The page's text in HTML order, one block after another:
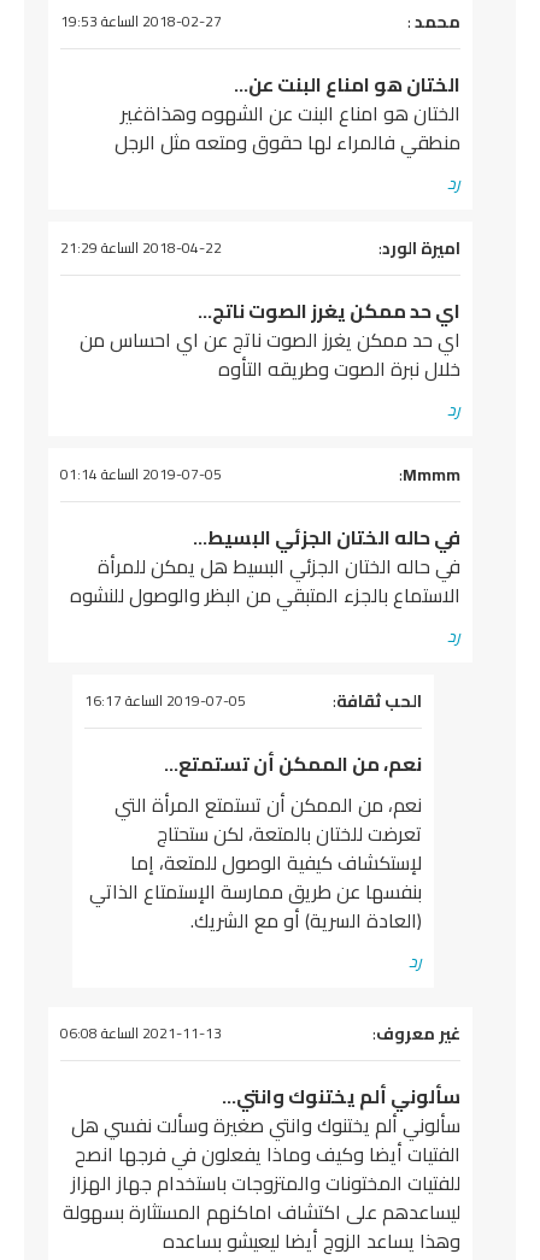
يقول
محمد: 2018-02-27 الساعة 19:53
الختان هو امناع البنت عن…
الختان هو امناع البنت عن الشهوه وهذاةغير
منطقي فالمراء لها حقوق ومتعه مثل الرجل
رد
يقول
اميرة الورد: 2018-04-22 الساعة 21:29
اي حد ممكن يغرز الصوت ناتج…
اي حد ممكن يغرز الصوت ناتج عن اي احساس من
خلال نبرة الصوت وطريقه التأوه
رد
يقول
Mmmm
: 2019-07-05 الساعة 01:14
في حاله الختان الجزئي البسيط…
في حاله الختان الجزئي البسيط هل يمكن للمرأة
الاستماع بالجزء المتبقي من البظر والوصول للنشوه
رد
يقول
الحب ثقافة: 2019-07-05 الساعة 16:17
نعم، من الممكن أن تستمتع…
نعم، من الممكن أن تستمتع المرأة التي
تعرضت للختان بالمتعة، لكن ستحتاج
لإستكشاف كيفية الوصول للمتعة، إما
بنفسها عن طريق ممارسة الإستمتاع الذاتي
(العادة السرية) أو مع الشريك.
رد
يقول
غير معروف: 2021-11-13 الساعة 06:08
سألوني ألم يختنوك وانتي…
سألوني ألم يختنوك وانتي صغيرة وسألت نفسي هل
الفتيات أيضا وكيف وماذا يفعلون في فرجها انصح
للفتيات المختونات والمتزوجات باستخدام جهاز الهزاز
ليساعدهم على اكتشاف اماكنهم المستثارة بسهولة
وهذا يساعد الزوج أيضا ليعيشو بساعده